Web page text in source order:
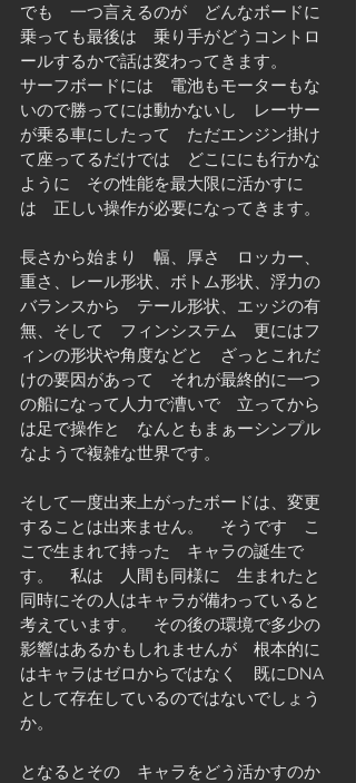
でも　一つ言えるのが　どんなボードに
乗っても最後は　乗り手がどうコントロ
ールするかで話は変わってきます。
サーフボードには　電池もモーターもな
いので勝ってには動かないし　レーサー
が乗る車にしたって　ただエンジン掛け
て座ってるだけでは　どこににも行かな
ように　その性能を最大限に活かすに
は　正しい操作が必要になってきます。
長さから始まり　幅、厚さ　ロッカー、
重さ、レール形状、ボトム形状、浮力の
バランスから　テール形状、エッジの有
無、そして　フィンシステム　更にはフ
ィンの形状や角度などと　ざっとこれだ
けの要因があって　それが最終的に一つ
の船になって人力で漕いで　立ってから
は足で操作と　なんともまぁーシンプル
なようで複雑な世界です。
そして一度出来上がったボードは、変更
することは出来ません。　そうです　こ
こで生まれて持った　キャラの誕生で
す。　私は　人間も同様に　生まれたと
同時にその人はキャラが備わっていると
考えています。　その後の環境で多少の
影響はあるかもしれませんが　根本的に
はキャラはゼロからではなく　既にDNA
として存在しているのではないでしょう
か。
となるとその　キャラをどう活かすのか